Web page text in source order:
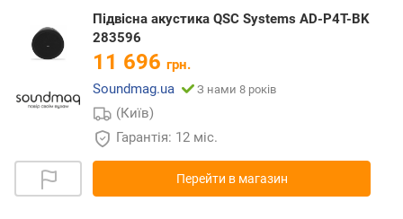
Підвісна акустика QSC Systems AD-P4T-BK
283596
11 696 грн.
Soundmag.ua
З нами 8 років
(Київ)
Гарантія: 12 міс.
Перейти в магазин